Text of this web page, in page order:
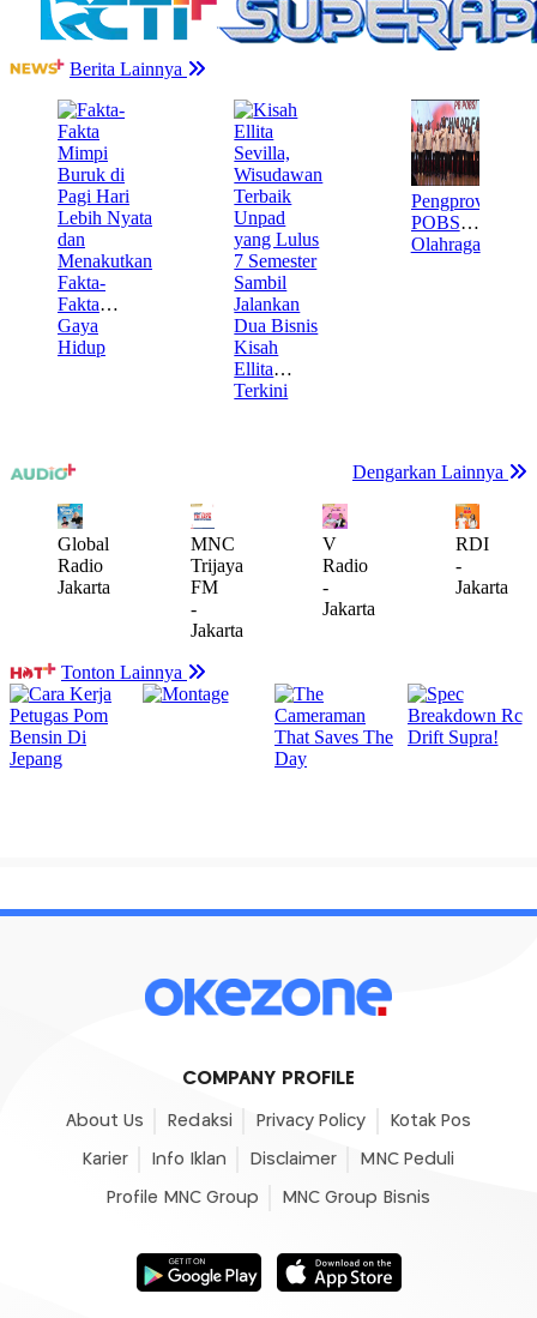
COMPANY PROFILE
About Us Redaksi Privacy Policy Kotak Pos
Karier Info Iklan Disclaimer MNC Peduli
Profile MNC Group MNC Group Bisnis